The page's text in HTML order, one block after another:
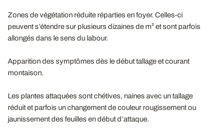
Zones de végétation réduite réparties en foyer. Celles-ci
peuvent s’étendre sur plusieurs dizaines de m² et sont parfois
allongés dans le sens du labour.
Apparition des symptômes dès le début tallage et courant
montaison.
Les plantes attaquées sont chétives, naines avec un tallage
réduit et parfois un changement de couleur rougissement ou
jaunissement des feuilles en début d’attaque.